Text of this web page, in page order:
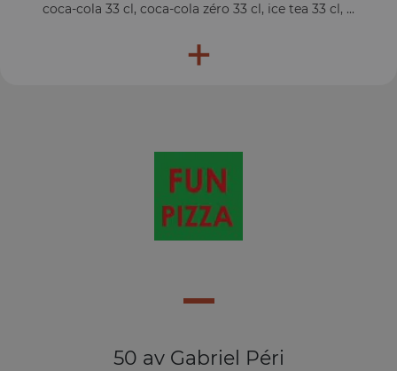
coca-cola 33 cl, coca-cola zéro 33 cl, ice tea 33 cl, ...
+
50 av Gabriel Péri